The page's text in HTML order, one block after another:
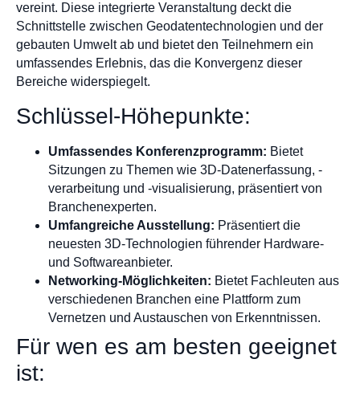
vereint. Diese integrierte Veranstaltung deckt die
Schnittstelle zwischen Geodatentechnologien und der
gebauten Umwelt ab und bietet den Teilnehmern ein
umfassendes Erlebnis, das die Konvergenz dieser
Bereiche widerspiegelt.
Schlüssel-Höhepunkte:
Umfassendes Konferenzprogramm: Bietet
Sitzungen zu Themen wie 3D-Datenerfassung, -
verarbeitung und -visualisierung, präsentiert von
Branchenexperten.
Umfangreiche Ausstellung: Präsentiert die
neuesten 3D-Technologien führender Hardware-
und Softwareanbieter.
Networking-Möglichkeiten: Bietet Fachleuten aus
verschiedenen Branchen eine Plattform zum
Vernetzen und Austauschen von Erkenntnissen.
Für wen es am besten geeignet
ist: